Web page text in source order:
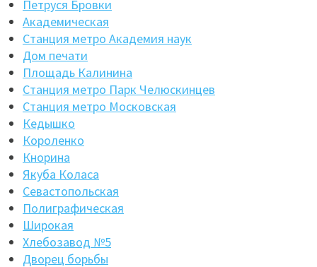
Петруся Бровки
Академическая
Станция метро Академия наук
Дом печати
Площадь Калинина
Станция метро Парк Челюскинцев
Станция метро Московская
Кедышко
Короленко
Кнорина
Якуба Коласа
Севастопольская
Полиграфическая
Широкая
Хлебозавод №5
Дворец борьбы